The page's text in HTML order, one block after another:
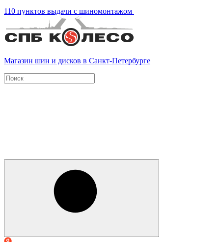
110 пунктов выдачи с шиномонтажом
Магазин шин и дисков в Санкт-Петербурге